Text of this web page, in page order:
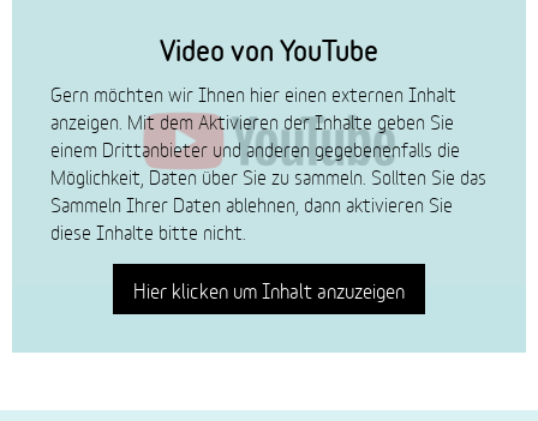
Video von YouTube
Gern möchten wir Ihnen hier einen externen Inhalt
anzeigen. Mit dem Aktivieren der Inhalte geben Sie
einem Drittanbieter und anderen gegebenenfalls die
Möglichkeit, Daten über Sie zu sammeln. Sollten Sie das
Sammeln Ihrer Daten ablehnen, dann aktivieren Sie
diese Inhalte bitte nicht.
Hier klicken um Inhalt anzuzeigen